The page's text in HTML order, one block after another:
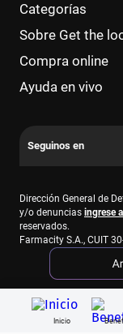
Inicio
Categorías
Sobre Get the
Compra online
Ayuda en vivo
Dirección General de
y/o denuncias ingrese
reservados.
Farmacity S.A., CUIT